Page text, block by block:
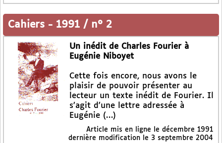
Cahiers - 1991 / n° 2
Un inédit de Charles Fourier à
Eugénie Niboyet
Cette fois encore, nous avons le
plaisir de pouvoir présenter au
lecteur un texte inédit de Fourier. Il
s’agit d’une lettre adressée à
Eugénie (…)
Article mis en ligne le décembre 1991
dernière modification le 3 septembre 2004